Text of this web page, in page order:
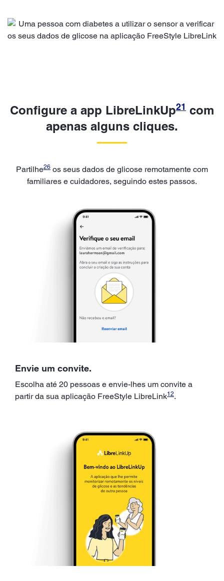
Configure a app LibreLinkUp21 com
apenas alguns cliques.
Partilhe26 os seus dados de glicose remotamente com
familiares e cuidadores, seguindo estes passos.
Envie um convite.
Escolha até 20 pessoas e envie-lhes um convite a
partir da sua aplicação FreeStyle LibreLink12.